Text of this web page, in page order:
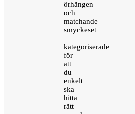
örhängen
och
matchande
smyckeset
–
kategoriserade
för
att
du
enkelt
ska
hitta
rätt